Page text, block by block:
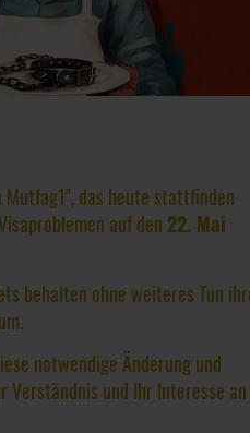
Mutfag1", das heute stattfinden
auf den 22. Mai
behalten ohne weiteres Tun
notwendige Änderung und
Verständnis und Ihr Interesse an